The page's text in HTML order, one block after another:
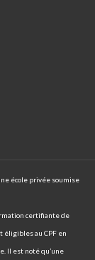
école privée soumise
certifiante de
au CPF en
Il est noté qu’une